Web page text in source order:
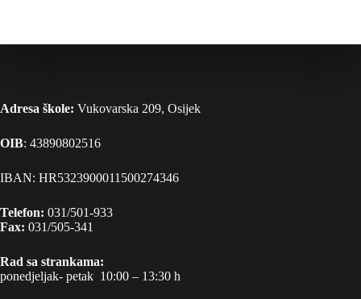
Adresa škole: Vukovarska 209, Osijek
OIB: 43890802516
IBAN: HR5323900011500274346
Telefon: 031/501-933
Fax: 031/505-341
Rad sa strankama:
ponedjeljak- petak 10:00 – 13:30 h